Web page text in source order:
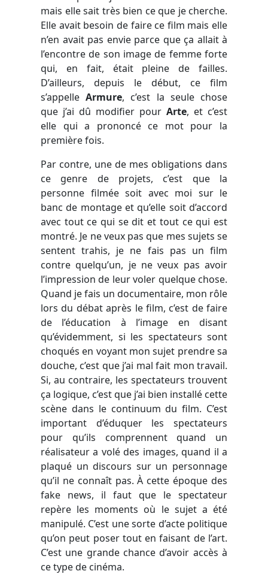
mais elle sait très bien ce que je cherche.
Elle avait besoin de faire ce film mais elle
n’en avait pas envie parce que ça allait à
l’encontre de son image de femme forte
qui, en fait, était pleine de failles.
D’ailleurs, depuis le début, ce film
s’appelleArmure, c’est la seule chose
que j’ai dû modifier pour Arte, et c’est
elle qui a prononcé ce mot pour la
première fois.
Par contre, une de mes obligations dans
ce genre de projets, c’est que la
personne filmée soit avec moi sur le
banc de montage et qu’elle soit d’accord
avec tout ce qui se dit et tout ce qui est
montré. Je ne veux pas que mes sujets se
sentent trahis, je ne fais pas un film
contre quelqu’un, je ne veux pas avoir
l’impression de leur voler quelque chose.
Quand je fais un documentaire, mon rôle
lors du débat après le film, c’est de faire
de l’éducation à l’image en disant
qu’évidemment, si les spectateurs sont
choqués en voyant mon sujet prendre sa
douche, c’est que j’ai mal fait mon travail.
Si, au contraire, les spectateurs trouvent
ça logique, c’est que j’ai bien installé cette
scène dans le continuum du film. C’est
important d’éduquer les spectateurs
pour qu’ils comprennent quand un
réalisateur a volé des images, quand il a
plaqué un discours sur un personnage
qu’il ne connaît pas. À cette époque des
fake news, il faut que le spectateur
repère les moments où le sujet a été
manipulé. C’est une sorte d’acte politique
qu’on peut poser tout en faisant de l’art.
C’est une grande chance d’avoir accès à
ce type de cinéma.